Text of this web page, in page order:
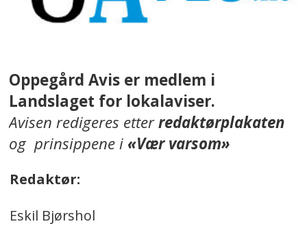
Oppegård Avis er medlem i
Landslaget for lokalaviser.
Avisen redigeres etterredaktørplakaten
og prinsippene i«Vær varsom»
Redaktør:
Eskil Bjørshol